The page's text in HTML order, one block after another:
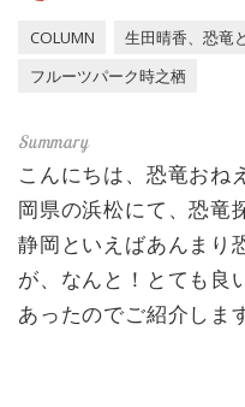
COLUMN 生田晴香、恐竜
フルーツパーク時之栖
こんにちは、恐竜おね
岡県の浜松にて、恐竜
静岡といえばあんまり
が、なんと！とても良
あったのでご紹介しま